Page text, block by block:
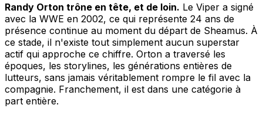
Randy Orton trône en tête, et de loin. Le Viper a signé
avec la WWE en 2002, ce qui représente 24 ans de
présence continue au moment du départ de Sheamus. À
ce stade, il n'existe tout simplement aucun superstar
actif qui approche ce chiffre. Orton a traversé les
époques, les storylines, les générations entières de
lutteurs, sans jamais véritablement rompre le fil avec la
compagnie. Franchement, il est dans une catégorie à
part entière.